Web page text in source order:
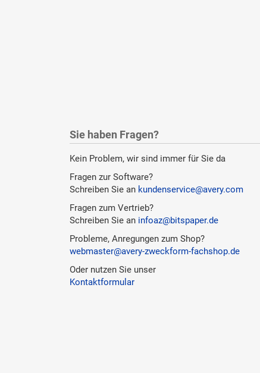
Sie haben Fragen?
Kein Problem, wir sind immer für Sie da
Fragen zur Software?
Schreiben Sie an kundenservice@avery.com
Fragen zum Vertrieb?
Schreiben Sie an infoaz@bitspaper.de
Probleme, Anregungen zum Shop?
webmaster@avery-zweckform-fachshop.de
Oder nutzen Sie unser
Kontaktformular